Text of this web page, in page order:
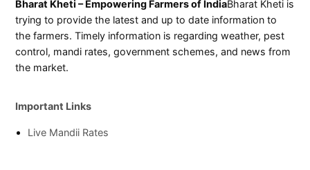
Bharat Kheti – Empowering Farmers of IndiaBharat Kheti is
trying to provide the latest and up to date information to
the farmers. Timely information is regarding weather, pest
control, mandi rates, government schemes, and news from
the market.
Important Links
Live Mandii Rates